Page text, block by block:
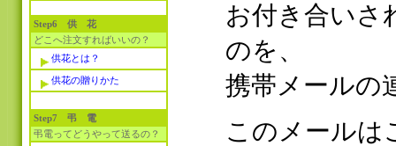
Step6 供 花
どこへ注文すればいいの？
供花とは？
供花の贈りかた
Step7 弔 電
弔電ってどうやって送るの？
お付き合いさ
のを、
携帯メールの
このメールは